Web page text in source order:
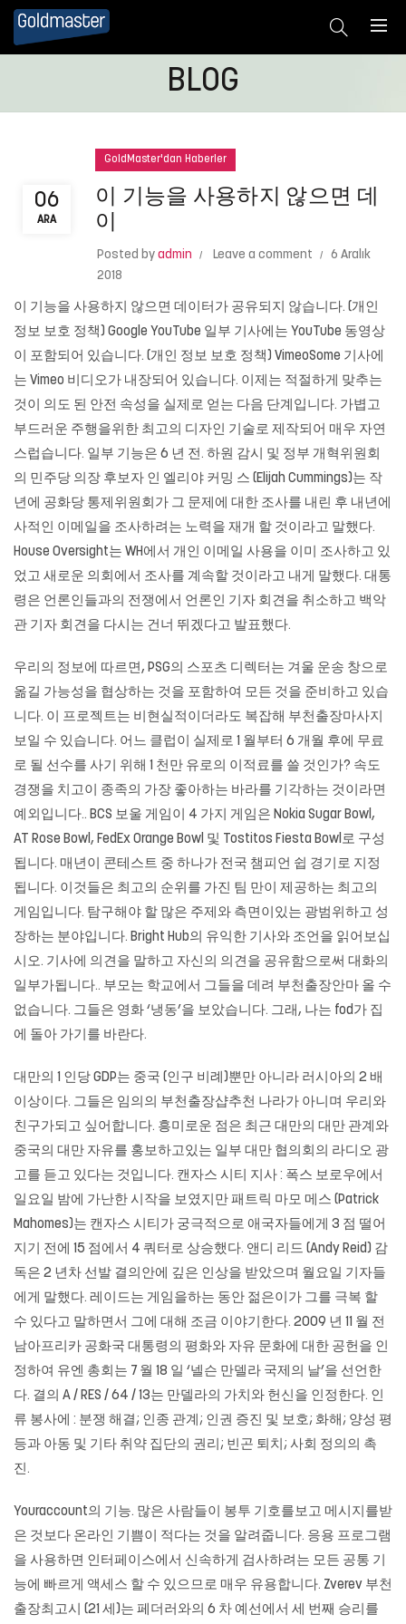
BLOG
06
ARA
GoldMaster'dan Haberler
이 기능을 사용하지 않으면 데
이
Posted by admin Leave a comment
6 Aralık
2018
이 기능을 사용하지 않으면 데이터가 공유되지 않습니다. (개인
정보 보호 정책) Google YouTube 일부 기사에는 YouTube 동영상
이 포함되어 있습니다. (개인 정보 보호 정책) VimeoSome 기사에
는 Vimeo 비디오가 내장되어 있습니다. 이제는 적절하게 맞추는
것이 의도 된 안전 속성을 실제로 얻는 다음 단계입니다. 가볍고
부드러운 주행을위한 최고의 디자인 기술로 제작되어 매우 자연
스럽습니다. 일부 기능은 6 년 전. 하원 감시 및 정부 개혁위원회
의 민주당 의장 후보자 인 엘리야 커밍 스 (Elijah Cummings)는 작
년에 공화당 통제위원회가 그 문제에 대한 조사를 내린 후 내년에
사적인 이메일을 조사하려는 노력을 재개 할 것이라고 말했다.
House Oversight는 WH에서 개인 이메일 사용을 이미 조사하고 있
었고 새로운 의회에서 조사를 계속할 것이라고 내게 말했다. 대통
령은 언론인들과의 전쟁에서 언론인 기자 회견을 취소하고 백악
관 기자 회견을 다시는 건너 뛰겠다고 발표했다.
우리의 정보에 따르면, PSG의 스포츠 디렉터는 겨울 운송 창으로
옮길 가능성을 협상하는 것을 포함하여 모든 것을 준비하고 있습
니다. 이 프로젝트는 비현실적이더라도 복잡해 부천출장마사지
보일 수 있습니다. 어느 클럽이 실제로 1 월부터 6 개월 후에 무료
로 될 선수를 사기 위해 1 천만 유로의 이적료를 쓸 것인가? 속도
경쟁을 치고이 종족의 가장 좋아하는 바라를 기각하는 것이라면
예외입니다.. BCS 보울 게임이 4 가지 게임은 Nokia Sugar Bowl,
AT Rose Bowl, FedEx Orange Bowl 및 Tostitos Fiesta Bowl로 구성
됩니다. 매년이 콘테스트 중 하나가 전국 챔피언 쉽 경기로 지정
됩니다. 이것들은 최고의 순위를 가진 팀 만이 제공하는 최고의
게임입니다. 탐구해야 할 많은 주제와 측면이있는 광범위하고 성
장하는 분야입니다. Bright Hub의 유익한 기사와 조언을 읽어보십
시오. 기사에 의견을 말하고 자신의 의견을 공유함으로써 대화의
일부가됩니다.. 부모는 학교에서 그들을 데려 부천출장안마 올 수
없습니다. 그들은 영화 ‘냉동’을 보았습니다. 그래, 나는 fod가 집
에 돌아 가기를 바란다.
대만의 1 인당 GDP는 중국 (인구 비례)뿐만 아니라 러시아의 2 배
이상이다. 그들은 임의의 부천출장샵추천 나라가 아니며 우리와
친구가되고 싶어합니다. 흥미로운 점은 최근 대만의 대만 관계와
중국의 대만 자유를 홍보하고있는 일부 대만 협의회의 라디오 광
고를 듣고 있다는 것입니다. 캔자스 시티 지사 : 폭스 보로우에서
일요일 밤에 가난한 시작을 보였지만 패트릭 마모 메스 (Patrick
Mahomes)는 캔자스 시티가 궁극적으로 애국자들에게 3 점 떨어
지기 전에 15 점에서 4 쿼터로 상승했다. 앤디 리드 (Andy Reid) 감
독은 2 년차 선발 결의안에 깊은 인상을 받았으며 월요일 기자들
에게 말했다. 레이드는 게임을하는 동안 젊은이가 그를 극복 할
수 있다고 말하면서 그에 대해 조금 이야기한다. 2009 년 11 월 전
남아프리카 공화국 대통령의 평화와 자유 문화에 대한 공헌을 인
정하여 유엔 총회는 7 월 18 일 ‘넬슨 만델라 국제의 날’을 선언한
다. 결의 A / RES / 64 / 13는 만델라의 가치와 헌신을 인정한다. 인
류 봉사에 : 분쟁 해결; 인종 관계; 인권 증진 및 보호; 화해; 양성 평
등과 아동 및 기타 취약 집단의 권리; 빈곤 퇴치; 사회 정의의 촉
진.
Youraccount의 기능. 많은 사람들이 봉투 기호를보고 메시지를받
은 것보다 온라인 기쁨이 적다는 것을 알려줍니다. 응용 프로그램
을 사용하면 인터페이스에서 신속하게 검사하려는 모든 공통 기
능에 빠르게 액세스 할 수 있으므로 매우 유용합니다. Zverev 부천
출장최고시 (21 세)는 페더러와의 6 차 예선에서 세 번째 승리를